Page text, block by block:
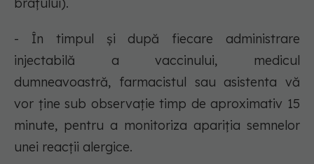
brațului).
- În timpul și după fiecare administrare
injectabilă a vaccinului, medicul
dumneavoastră, farmacistul sau asistenta vă
vor ține sub observație timp de aproximativ 15
minute, pentru a monitoriza apariția semnelor
unei reacții alergice.